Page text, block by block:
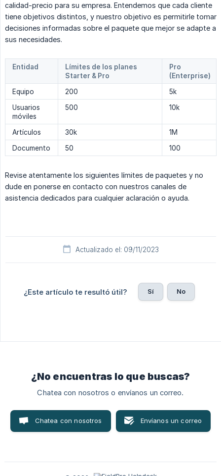
calidad-precio para su empresa. Entendemos que cada cliente
tiene objetivos distintos, y nuestro objetivo es permitirle tomar
decisiones informadas sobre el paquete que mejor se adapte a
sus necesidades.
Entidad
Límites de los planes
Starter & Pro
Pro
(Enterprise)
Equipo
200
5k
Usuarios
móviles
500 10k
Artículos 30k
1M
Documento
50 100
Revise atentamente los siguientes límites de paquetes y no
dude en ponerse en contacto con nuestros canales de
asistencia dedicados para cualquier aclaración o ayuda.
Actualizado el: 09/11/2023
¿Este artículo te resultó útil? Sí No
¿No encuentras lo que buscas?
Chatea con nosotros o envíanos un correo.
Chatea con nosotros Envíanos un correo